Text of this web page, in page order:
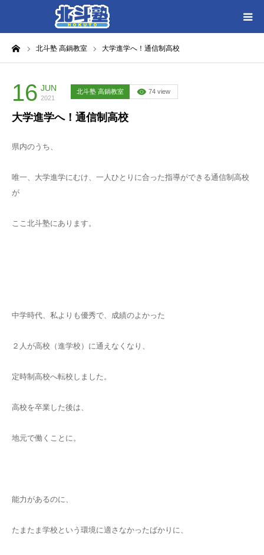
北斗塾 高鍋教室 大学進学へ！通信制高校
16 JUN
2021
北斗塾 高鍋教室 74 view
大学進学へ！通信制高校
県内のうち、
唯一、大学進学にむけ、一人ひとりに合った指導ができる通信制高校
が
ここ北斗塾にあります。
中学時代、私よりも優秀で、成績のよかった
２人が高校（進学校）に通えなくなり、
定時制高校へ転校しました。
高校を卒業した後は、
地元で働くことに。
能力があるのに、
たまたま学校という環境に適さなかったばかりに、
HOME
各教室別に記事を見る
北斗塾／教室一覧
お問い合わせ